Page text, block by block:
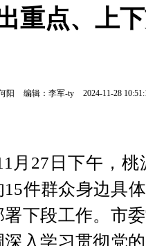
重点、上
阳 编辑：李军-ty 2024-11-28
月27日下午，
15件群众身边具
署下段工作。市
深入学习贯彻党